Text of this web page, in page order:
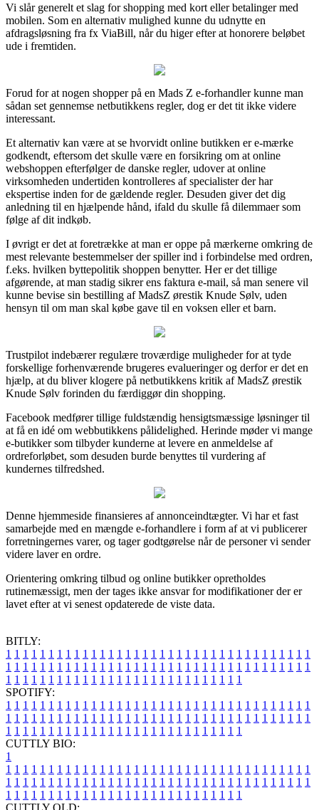
Vi slår generelt et slag for shopping med kort eller betalinger med
mobilen. Som en alternativ mulighed kunne du udnytte en
afdragsløsning fra fx ViaBill, når du higer efter at honorere beløbet
ude i fremtiden.
Forud for at nogen shopper på en Mads Z e-forhandler kunne man
sådan set gennemse netbutikkens regler, dog er det tit ikke videre
interessant.
Et alternativ kan være at se hvorvidt online butikken er e-mærke
godkendt, eftersom det skulle være en forsikring om at online
webshoppen efterfølger de danske regler, udover at online
virksomheden undertiden kontrolleres af specialister der har
ekspertise inden for de gældende regler. Desuden giver det dig
anledning til en hjælpende hånd, ifald du skulle få dilemmaer som
følge af dit indkøb.
I øvrigt er det at foretrække at man er oppe på mærkerne omkring de
mest relevante bestemmelser der spiller ind i forbindelse med ordren,
f.eks. hvilken byttepolitik shoppen benytter. Her er det tillige
afgørende, at man stadig sikrer ens faktura e-mail, så man senere vil
kunne bevise sin bestilling af MadsZ ørestik Knude Sølv, uden
hensyn til om man skal købe gave til en voksen eller et barn.
Trustpilot indebærer regulære troværdige muligheder for at tyde
forskellige forhenværende brugeres evalueringer og derfor er det en
hjælp, at du bliver klogere på netbutikkens kritik af MadsZ ørestik
Knude Sølv forinden du færdiggør din shopping.
Facebook medfører tillige fuldstændig hensigtsmæssige løsninger til
at få en idé om webbutikkens pålidelighed. Herinde møder vi mange
e-butikker som tilbyder kunderne at levere en anmeldelse af
ordreforløbet, som desuden burde benyttes til vurdering af
kundernes tilfredshed.
Denne hjemmeside finansieres af annonceindtægter. Vi har et fast
samarbejde med en mængde e-forhandlere i form af at vi publicerer
forretningernes varer, og tager godtgørelse når de personer vi sender
videre laver en ordre.
Orientering omkring tilbud og online butikker opretholdes
rutinemæssigt, men der tages ikke ansvar for modifikationer der er
lavet efter at vi senest opdaterede de viste data.
BITLY:
1 1 1 1 1 1 1 1 1 1 1 1 1 1 1 1 1 1 1 1 1 1 1 1 1 1 1 1 1 1 1 1 1 1 1 1
1 1 1 1 1 1 1 1 1 1 1 1 1 1 1 1 1 1 1 1 1 1 1 1 1 1 1 1 1 1 1 1 1 1 1 1
1 1 1 1 1 1 1 1 1 1 1 1 1 1 1 1 1 1 1 1 1 1 1 1 1 1 1 1
SPOTIFY:
1 1 1 1 1 1 1 1 1 1 1 1 1 1 1 1 1 1 1 1 1 1 1 1 1 1 1 1 1 1 1 1 1 1 1 1
1 1 1 1 1 1 1 1 1 1 1 1 1 1 1 1 1 1 1 1 1 1 1 1 1 1 1 1 1 1 1 1 1 1 1 1
1 1 1 1 1 1 1 1 1 1 1 1 1 1 1 1 1 1 1 1 1 1 1 1 1 1 1 1
CUTTLY BIO:
1
1 1 1 1 1 1 1 1 1 1 1 1 1 1 1 1 1 1 1 1 1 1 1 1 1 1 1 1 1 1 1 1 1 1 1 1
1 1 1 1 1 1 1 1 1 1 1 1 1 1 1 1 1 1 1 1 1 1 1 1 1 1 1 1 1 1 1 1 1 1 1 1
1 1 1 1 1 1 1 1 1 1 1 1 1 1 1 1 1 1 1 1 1 1 1 1 1 1 1 1
CUTTLY OLD: